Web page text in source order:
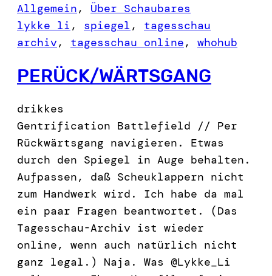
Allgemein, Über Schaubares
lykke li , spiegel , tagesschau
archiv, tagesschau online, whohub
PERÜCK/WÄRTSGANG
drikkes
Gentrification Battlefield // Per
Rückwärtsgang navigieren. Etwas
durch den Spiegel in Auge behalten.
Aufpassen, daß Scheuklappern nicht
zum Handwerk wird. Ich habe da mal
ein paar Fragen beantwortet. (Das
Tagesschau-Archiv ist wieder
online, wenn auch natürlich nicht
ganz legal.) Naja. Was @Lykke_Li